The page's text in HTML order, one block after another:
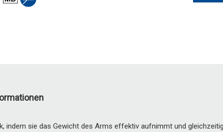
indem sie das Gewicht des Arms effektiv aufnimmt und